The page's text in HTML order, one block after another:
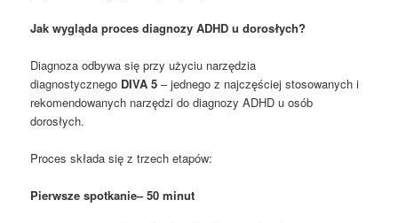
Jak wygląda proces diagnozy ADHD u dorosłych?
Diagnoza odbywa się przy użyciu narzędzia
diagnostycznego DIVA 5 – jednego z najczęściej stosowanych i
rekomendowanych narzędzi do diagnozy ADHD u osób
dorosłych.
Proces składa się z trzech etapów:
Pierwsze spotkanie– 50 minut